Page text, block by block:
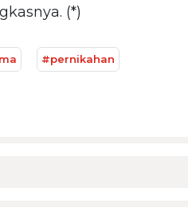
(*)
#pernikahan